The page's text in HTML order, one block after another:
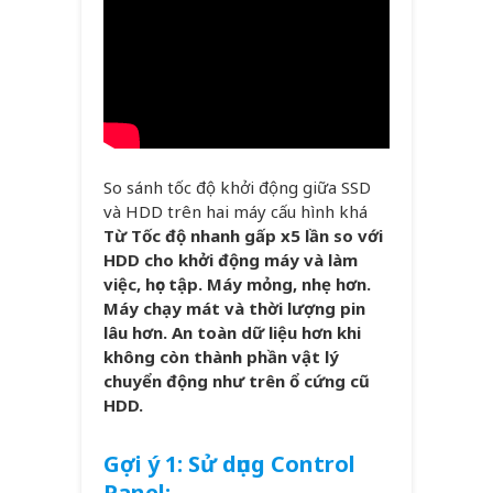
So sánh tốc độ khởi động giữa SSD
và HDD trên hai máy cấu hình khá
Từ Tốc độ nhanh gấp x5 lần so với
HDD cho khởi động máy và làm
việc, học tập. Máy mỏng, nhẹ hơn.
Máy chạy mát và thời lượng pin
lâu hơn. An toàn dữ liệu hơn khi
không còn thành phần vật lý
chuyển động như trên ổ cứng cũ
HDD.
Gợi ý 1: Sử dụng Control